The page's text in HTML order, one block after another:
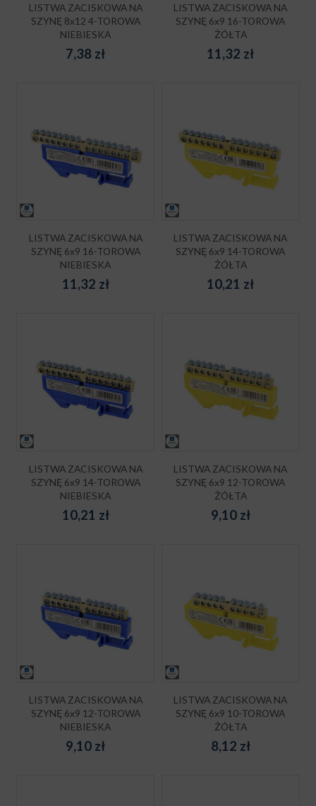
LISTWA ZACISKOWA NA
SZYNĘ 8x12 4-TOROWA
NIEBIESKA
7,38 zł
LISTWA ZACISKOWA NA
SZYNĘ 6x9 16-TOROWA
ŻÓŁTA
11,32 zł
LISTWA ZACISKOWA NA
SZYNĘ 6x9 16-TOROWA
NIEBIESKA
11,32 zł
LISTWA ZACISKOWA NA
SZYNĘ 6x9 14-TOROWA
ŻÓŁTA
10,21 zł
LISTWA ZACISKOWA NA
SZYNĘ 6x9 14-TOROWA
NIEBIESKA
10,21 zł
LISTWA ZACISKOWA NA
SZYNĘ 6x9 12-TOROWA
ŻÓŁTA
9,10zł
LISTWA ZACISKOWA NA
SZYNĘ 6x9 12-TOROWA
NIEBIESKA
9,10 zł
LISTWA ZACISKOWA NA
SZYNĘ 6x9 10-TOROWA
ŻÓŁTA
8,12 zł